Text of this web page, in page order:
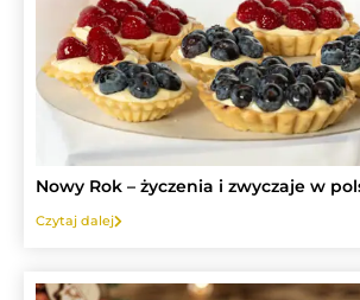
Nowy Rok – życzenia i zwyczaje w
Czytaj dalej